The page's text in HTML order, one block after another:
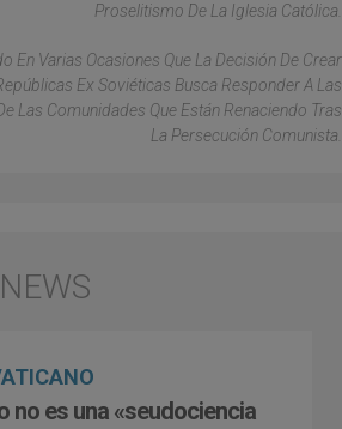
Proselitismo De La Iglesia Católica.
En Varias Ocasiones Que La Decisión De Crear
Ex Soviéticas Busca Responder A Las
Las Comunidades Que Están Renaciendo Tras
La Persecución Comunista.
no es una «seudociencia